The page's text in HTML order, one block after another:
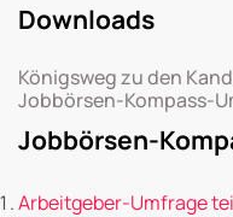
Downloads
Königsweg zu den
Jobbörsen-Kompass-
Jobbörsen-
Arbeitgeber-Umfrage